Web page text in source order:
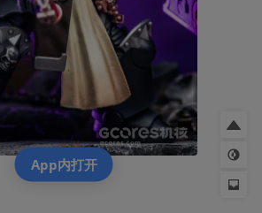
App内打开